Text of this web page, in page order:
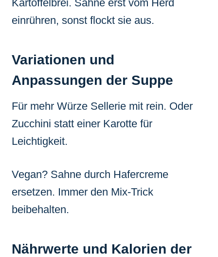
Kartoffelbrei. Sahne erst vom Herd
einrühren, sonst flockt sie aus.
Variationen und
Anpassungen der Suppe
Für mehr Würze Sellerie mit rein. Oder
Zucchini statt einer Karotte für
Leichtigkeit.
Vegan? Sahne durch Hafercreme
ersetzen. Immer den Mix-Trick
beibehalten.
Nährwerte und Kalorien der